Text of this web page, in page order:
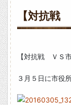
【対抗戦
【対抗戦 ＶＳ
３月５日に市役